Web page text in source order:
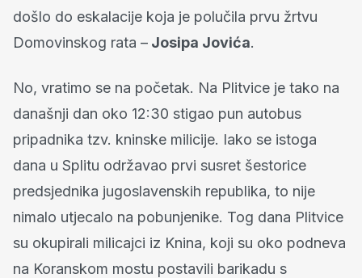
došlo do eskalacije koja je polučila prvu žrtvu
Domovinskog rata – Josipa Jovića.
No, vratimo se na početak. Na Plitvice je tako na
današnji dan oko 12:30 stigao pun autobus
pripadnika tzv. kninske milicije. Iako se istoga
dana u Splitu održavao prvi susret šestorice
predsjednika jugoslavenskih republika, to nije
nimalo utjecalo na pobunjenike. Tog dana Plitvice
su okupirali milicajci iz Knina, koji su oko podneva
na Koranskom mostu postavili barikadu s